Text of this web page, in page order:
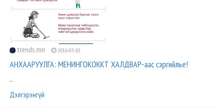
trends.mn 2016-03-10
АНХААРУУЛГА: МЕНИНГОКОККТ ХАЛДВАР-аас сэргийлье!
..
Дэлгэрэнгүй